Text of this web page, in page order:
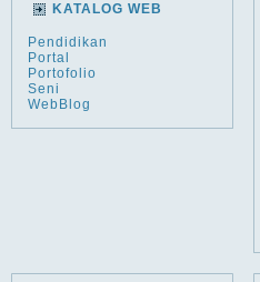
KATALOG WEB
Pendidikan
Portal
Portofolio
Seni
WebBlog